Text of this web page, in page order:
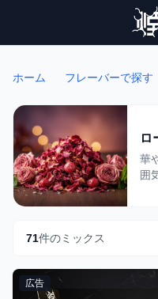
ホーム フレーバーで探す
ロ
華
囲
71件のミックス
広告